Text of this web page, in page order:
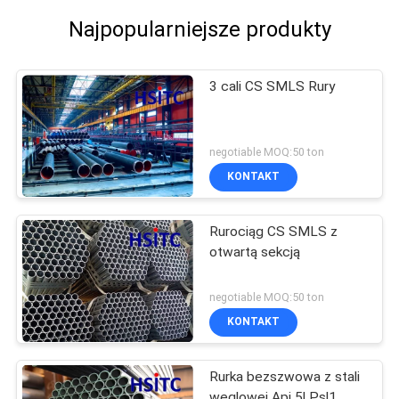
sessions. Highly r
Najpopularniejsze produkty
3 cali CS SMLS Rury
negotiable MOQ:50 ton
KONTAKT
Rurociąg CS SMLS z
otwartą sekcją
negotiable MOQ:50 ton
KONTAKT
Rurka bezszwowa z stali